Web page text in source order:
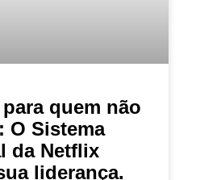
quem não
O Sistema
da Netflix
liderança.